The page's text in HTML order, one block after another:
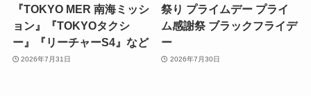
『TOKYO MER 南海ミッシ
ョン』『TOKYOタクシ
ー』『リーチャーS4』など
2026年7月31日
祭り プライムデー プライ
ム感謝祭 ブラックフライデ
ー
2026年7月30日